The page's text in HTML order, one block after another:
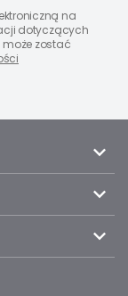
na
dotyczących
zostać